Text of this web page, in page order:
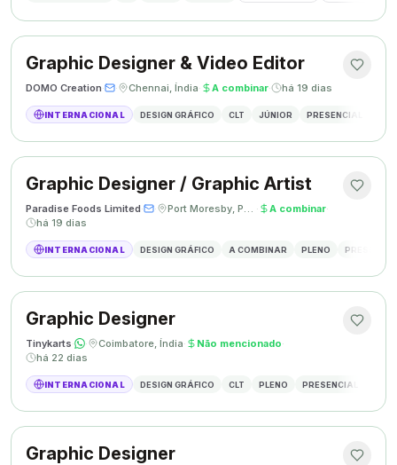
Graphic Designer & Video Editor
DOMO Creation· · Chennai, Índia· A combinar· há 19 dias
INTERNACIONAL DESIGN GRÁFICO CLT JÚNIOR PRESENCIAL
Graphic Designer / Graphic Artist
Paradise Foods Limited· · Port Moresby, Papua Nova Guiné · A combinar·
há 19 dias
INTERNACIONAL DESIGN GRÁFICO A COMBINAR PLENO
Graphic Designer
Tinykarts· · Coimbatore, Índia· Não mencionado·
há 22 dias
INTERNACIONAL DESIGN GRÁFICO CLT PLENO PRESENCIAL
Graphic Designer